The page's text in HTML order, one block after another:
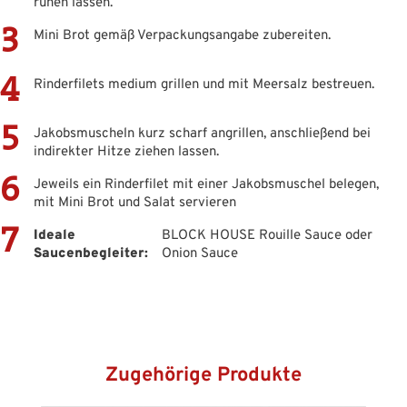
Mini Brot gemäß Verpackungsangabe zubereiten.
Rinderfilets medium grillen und mit Meersalz bestreuen.
Jakobsmuscheln kurz scharf angrillen, anschließend bei
indirekter Hitze ziehen lassen.
Jeweils ein Rinderfilet mit einer Jakobsmuschel belegen,
mit Mini Brot und Salat servieren
Ideale
Saucenbegleiter:
BLOCK HOUSE Rouille Sauce oder
Onion Sauce
Produktgalerie überspringen
Zugehörige Produkte